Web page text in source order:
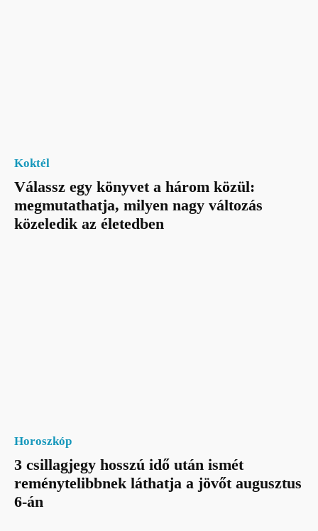
Koktél
Válassz egy könyvet a három közül:
megmutathatja, milyen nagy változás
közeledik az életedben
Horoszkóp
3 csillagjegy hosszú idő után ismét
reménytelibbnek láthatja a jövőt augusztus
6-án